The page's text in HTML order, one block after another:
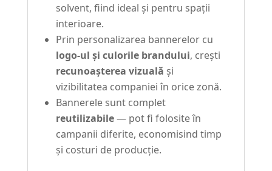
solvent, fiind ideal și pentru spații
interioare.
Prin personalizarea bannerelor cu
logo-ul și culorile brandului, crești
recunoașterea vizuală și
vizibilitatea companiei în orice zonă.
Bannerele sunt complet
reutilizabile— pot fi folosite în
campanii diferite, economisind timp
și costuri de producție.